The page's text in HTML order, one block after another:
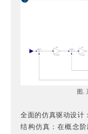
图.
全面的仿真驱动设计：
结构仿真：在概念